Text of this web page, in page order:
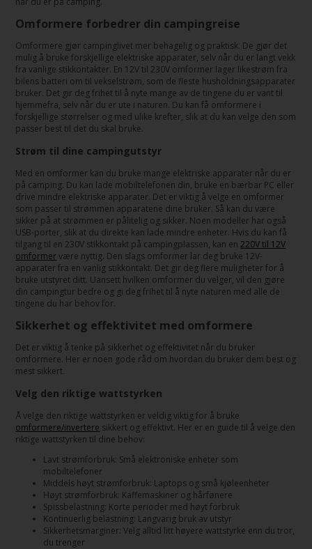
Omformere forbedrer din campingreise
Omformere gjør campinglivet mer behagelig og praktisk. De gjør det
mulig å bruke forskjellige elektriske apparater, selv når du er langt vekk
fra vanlige stikkontakter. En 12V til 230V omformer lager likestrøm fra
bilens batteri om til vekselstrøm, som de fleste husholdningsapparater
bruker. Det gir deg frihet til å nyte mange av de tingene du er vant til
hjemmefra, selv når du er ute i naturen. Du kan få omformere i
forskjellige størrelser og med ulike krefter, slik at du kan velge den som
passer best til det du skal bruke.
Strøm til dine campingutstyr
Med en omformer kan du bruke mange elektriske apparater når du er
på camping. Du kan lade mobiltelefonen din, bruke en bærbar PC eller
drive mindre elektriske apparater. Det er viktig å velge en omformer
som passer til strømmen apparatene dine bruker. Så kan du være
sikker på at strømmen er pålitelig og sikker. Noen modeller har også
USB-porter, slik at du direkte kan lade mindre enheter. Hvis du kan få
tilgang til en 230V stikkontakt på campingplassen, kan en220V til 12V
omformervære nyttig. Den slags omformer lar deg bruke 12V-
apparater fra en vanlig stikkontakt. Det gir deg flere muligheter for å
bruke utstyret ditt. Uansett hvilken omformer du velger, vil den gjøre
din campingtur bedre og gi deg frihet til å nyte naturen med alle de
tingene du har behov for.
Sikkerhet og effektivitet med omformere
Det er viktig å tenke på sikkerhet og effektivitet når du bruker
omformere. Her er noen gode råd om hvordan du bruker dem best og
mest sikkert.
Velg den riktige wattstyrken
Å velge den riktige wattstyrken er veldig viktig for å bruke
omformere/invertere sikkert og effektivt. Her er en guide til å velge den
riktige wattstyrken til dine behov:
Lavt strømforbruk: Små elektroniske enheter som
mobiltelefoner
Middels høyt strømforbruk: Laptops og små kjøleenheter
Høyt strømforbruk: Kaffemaskiner og hårfønere
Spissbelastning: Korte perioder med høyt forbruk
Kontinuerlig belastning: Langvarig bruk av utstyr
Sikkerhetsmarginer: Velg alltid litt høyere wattstyrke enn du tror,
du trenger